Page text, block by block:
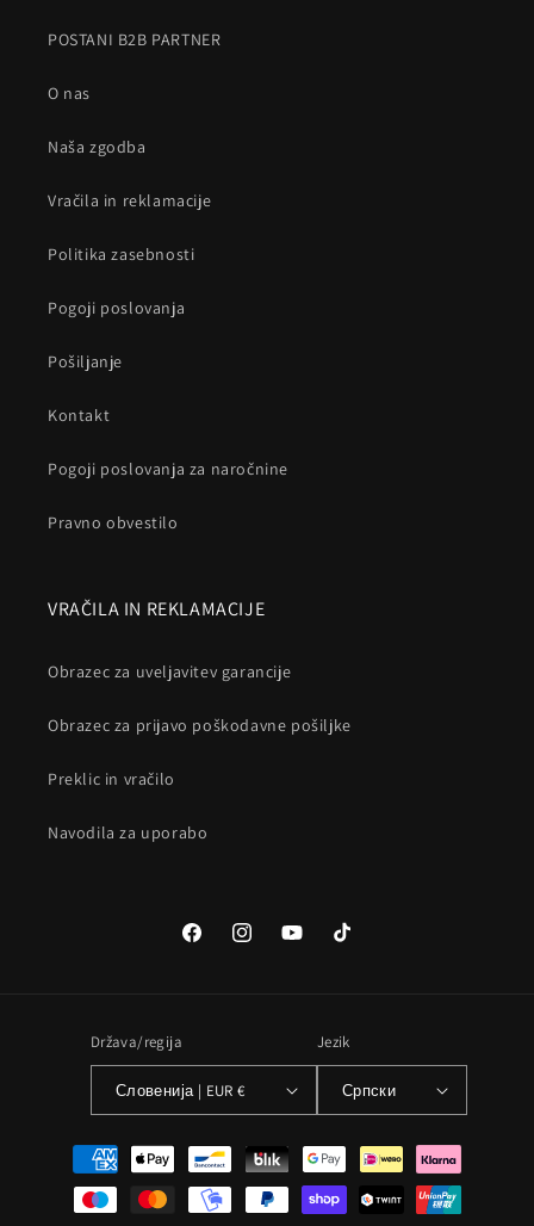
POSTANI B2B PARTNER
O nas
Naša zgodba
Vračila in reklamacije
Politika zasebnosti
Pogoji poslovanja
Pošiljanje
Kontakt
Pogoji poslovanja za naročnine
Pravno obvestilo
VRAČILA IN REKLAMACIJE
Obrazec za uveljavitev garancije
Obrazec za prijavo poškodavne pošiljke
Preklic in vračilo
Navodila za uporabo
FacebookInstagramYouTubeTikTok
Država/regija
Словенија | EUR €
Jezik
Српски
Načini
plačila